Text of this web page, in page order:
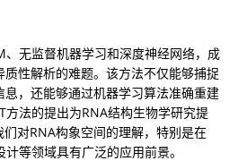
、无监督机器学习和深度神经网络，成
性解析的难题。该方法不仅能够捕捉
，还能够通过机器学习算法准确重建
方法的提出为RNA结构生物学研究提
对RNA构象空间的理解，特别是在
等领域具有广泛的应用前景。